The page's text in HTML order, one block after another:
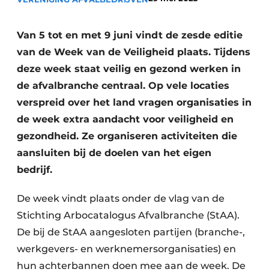
recyclingstroom in België
Vacatures
Video’s
Kranen
Recyclinginstallaties
Detectieapparatuur
Persen
Stofbeheersing
Uitrustingsstukken
Shredders
Transportbanden
Van 5 tot en met 9 juni vindt de zesde editie
van de Week van de Veiligheid plaats. Tijdens
deze week staat veilig en gezond werken in
de afvalbranche centraal. Op vele locaties
verspreid over het land vragen organisaties in
de week extra aandacht voor veiligheid en
gezondheid. Ze organiseren activiteiten die
aansluiten bij de doelen van het eigen
bedrijf.
De week vindt plaats onder de vlag van de
Stichting Arbocatalogus Afvalbranche (StAA).
De bij de StAA aangesloten partijen (branche-,
werkgevers- en werknemersorganisaties) en
hun achterbannen doen mee aan de week. De